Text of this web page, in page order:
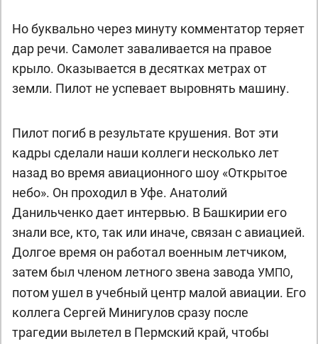
Но буквально через минуту комментатор теряет
дар речи. Самолет заваливается на правое
крыло. Оказывается в десятках метрах от
земли. Пилот не успевает выровнять машину.
Пилот погиб в результате крушения. Вот эти
кадры сделали наши коллеги несколько лет
назад во время авиационного шоу «Открытое
небо». Он проходил в Уфе. Анатолий
Данильченко дает интервью. В Башкирии его
знали все, кто, так или иначе, связан с авиацией.
Долгое время он работал военным летчиком,
затем был членом летного звена завода УМПО,
потом ушел в учебный центр малой авиации. Его
коллега Сергей Минигулов сразу после
трагедии вылетел в Пермский край, чтобы